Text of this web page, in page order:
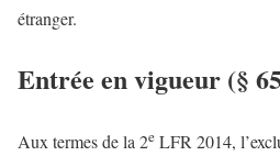
étranger.
Entrée en vigueur (§
Aux termes de la 2e LFR 2014,